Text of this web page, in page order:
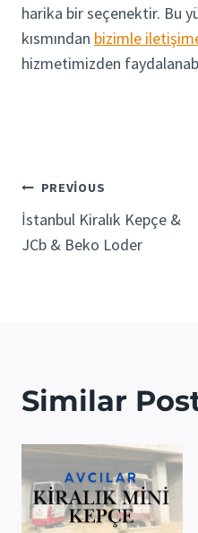
harika bir seçenektir. Bu
kısmından bizimle
hizmetimizden
Yazı
gezinmesi
PREVIOUS
İstanbul Kiralık Kepçe &
JCb & Beko Loder
Similar